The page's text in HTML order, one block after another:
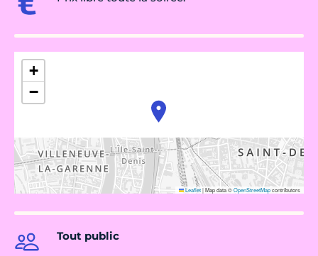
+
−
Leaflet|Map data ©OpenStreetMapcontributors
Tout public